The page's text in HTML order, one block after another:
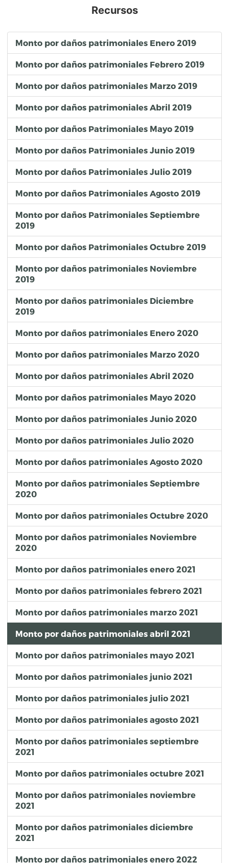
Recursos
Monto por daños patrimoniales Enero 2019
Monto por daños patrimoniales Febrero 2019
Monto por daños patrimoniales Marzo 2019
Monto por daños patrimoniales Abril 2019
Monto por daños Patrimoniales Mayo 2019
Monto por daños Patrimoniales Junio 2019
Monto por daños Patrimoniales Julio 2019
Monto por daños Patrimoniales Agosto 2019
Monto por daños Patrimoniales Septiembre
2019
Monto por daños Patrimoniales Octubre 2019
Monto por daños patrimoniales Noviembre
2019
Monto por daños patrimoniales Diciembre
2019
Monto por daños patrimoniales Enero 2020
Monto por daños patrimoniales Marzo 2020
Monto por daños patrimoniales Abril 2020
Monto por daños patrimoniales Mayo 2020
Monto por daños patrimoniales Junio 2020
Monto por daños patrimoniales Julio 2020
Monto por daños patrimoniales Agosto 2020
Monto por daños patrimoniales Septiembre
2020
Monto por daños patrimoniales Octubre 2020
Monto por daños patrimoniales Noviembre
2020
Monto por daños patrimoniales enero 2021
Monto por daños patrimoniales febrero 2021
Monto por daños patrimoniales marzo 2021
Monto por daños patrimoniales abril 2021
Monto por daños patrimoniales mayo 2021
Monto por daños patrimoniales junio 2021
Monto por daños patrimoniales julio 2021
Monto por daños patrimoniales agosto 2021
Monto por daños patrimoniales septiembre
2021
Monto por daños patrimoniales octubre 2021
Monto por daños patrimoniales noviembre
2021
Monto por daños patrimoniales diciembre
2021
Monto por daños patrimoniales enero 2022